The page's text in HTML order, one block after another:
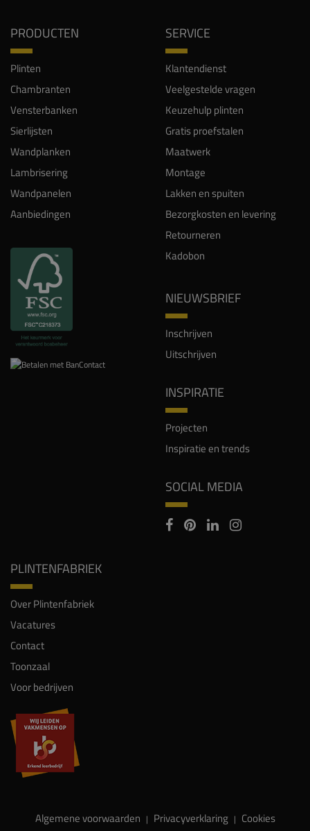
PRODUCTEN
Plinten
Chambranten
Vensterbanken
Sierlijsten
Wandplanken
Lambrisering
Wandpanelen
Aanbiedingen
SERVICE
Klantendienst
Veelgestelde vragen
Keuzehulp plinten
Gratis proefstalen
Maatwerk
Montage
Lakken en spuiten
Bezorgkosten en levering
Retourneren
Kadobon
NIEUWSBRIEF
Inschrijven
Uitschrijven
INSPIRATIE
Projecten
Inspiratie en trends
SOCIAL MEDIA
PLINTENFABRIEK
Over Plintenfabriek
Vacatures
Contact
Toonzaal
Voor bedrijven
Algemene voorwaarden | Privacyverklaring | Cookies